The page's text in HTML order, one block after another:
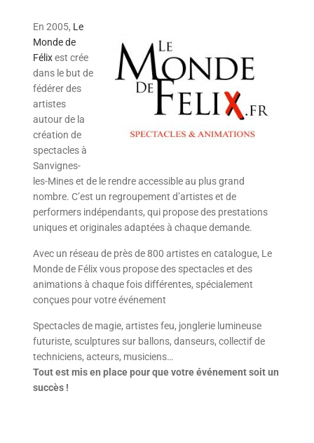
En 2005, Le
Monde de
Félixest crée
dans le but de
fédérer des
artistes
autour de la
création de
spectacles à
Sanvignes-
les-Mines et de le rendre accessible au plus grand
nombre. C’est un regroupement d’artistes et de
performers indépendants, qui propose des prestations
uniques et originales adaptées à chaque demande.
Avec un réseau de près de 800 artistes en catalogue, Le
Monde de Félix vous propose des spectacles et des
animations à chaque fois différentes, spécialement
conçues pour votre événement
Spectacles de magie, artistes feu, jonglerie lumineuse
futuriste, sculptures sur ballons, danseurs, collectif de
techniciens, acteurs, musiciens…
Tout est mis en place pour que votre événement soit un
succès !